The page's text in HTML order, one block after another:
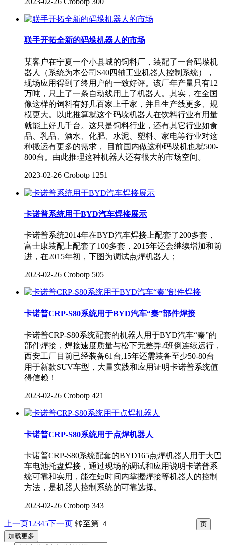
联手开拓全新的码垛机器人的市场
某客户在宁夏一个小县城的饲料厂，装配了一台码垛机
器人（系统为本公司S40四轴工业机器人控制系统），
现场应用得到了终用户的一致好评。该厂年产量只有12
万吨，只上了一条自动线用上了机器人。其实，在全国
像这样的饲料有好几百家上千家，并且生产线更多、规
模更大。以此推算就这个码垛机器人在饮料行业有用量
就能上好几千台。这只是饲料行业，还有其它行业如食
品、乳品、酒水、化肥、水泥、塑料、家电等行业对这
种搬运有更多的需求， 目前国内做这种码垛机也就500-
800台。由此推理这种机器人还有很大的市场空间。
2023-02-26 Crobotp 1251
卡诺普系统用于BYD汽车焊接展示
卡诺普系统2014年在BYD汽车焊接上配套了200多套，
富士康装配上配套了100多套，2015年还会继续增加和前
进，在2015年初，下图为调试点焊机器人；
2023-02-26 Crobotp 505
卡诺普CRP-S80系统用于BYD汽车“秦”部件焊接
卡诺普CRP-S80系统配套的机器人用于BYD汽车“秦”的
部件焊接，焊接速度质量与松下无差异2班倒连续运行，
西安工厂目前已经装备61台,15年还需装备至少50-80台
用于新款SUV车型，大量实践和应用证明卡诺普系统值
得信赖！
2023-02-26 Crobotp 421
卡诺普CRP-S80系统用于点焊机器人
卡诺普CRP-S80系统配套的BYD165点焊机器人用于大巴
车电池托盘焊接，通过现场的调试和应用说明卡诺普系
统可靠和实用，能在短时间内掌握焊接等机器人的控制
方法，是机器人控制系统的可靠选择。
2023-02-26 Crobotp 343
上一页1 2345下一页 转至第
加载更多